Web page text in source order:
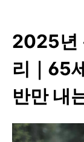
2025년
리｜65
반만 내